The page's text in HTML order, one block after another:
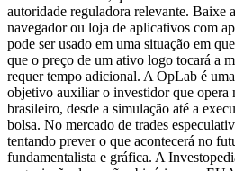
autoridade reguladora relevante. Baixe
navegador ou loja de aplicativos com
pode ser usado em uma situação em
que o preço de um ativo logo tocará a
requer tempo adicional. A OpLab é
objetivo auxiliar o investidor que opera
brasileiro, desde a simulação até a
bolsa. No mercado de trades
tentando prever o que acontecerá no
fundamentalista e gráfica. A